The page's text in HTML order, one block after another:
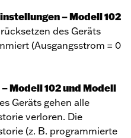
– Modell 102
des Geräts
(Ausgangsstrom = 0
Modell 102 und Modell
Geräts gehen alle
verloren. Die
(z. B. programmierte